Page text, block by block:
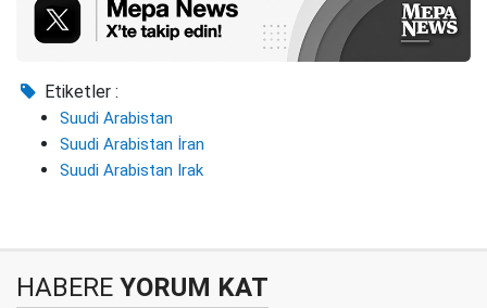
Etiketler :
Suudi Arabistan
Suudi Arabistan İran
Suudi Arabistan Irak
HABERE YORUM KAT